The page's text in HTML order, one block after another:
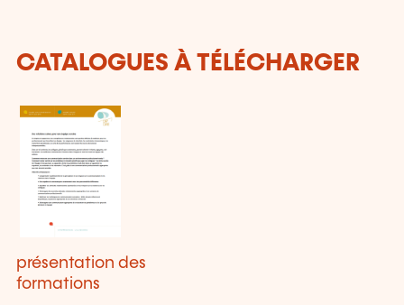
CATALOGUES À TÉLÉCHARGER
présentation des
formations